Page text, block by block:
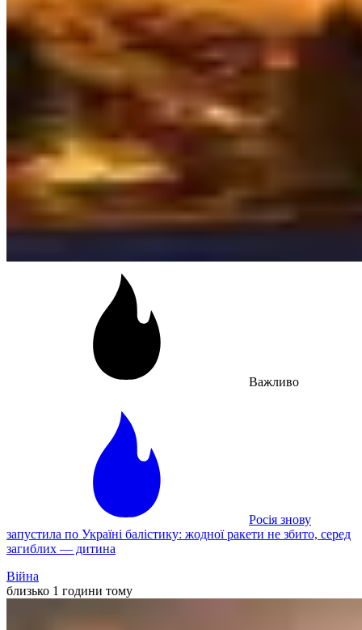
Важливо
Росія знову
запустила по Україні балістику: жодної ракети не збито, серед
загиблих — дитина
Війна
близько 1 години тому